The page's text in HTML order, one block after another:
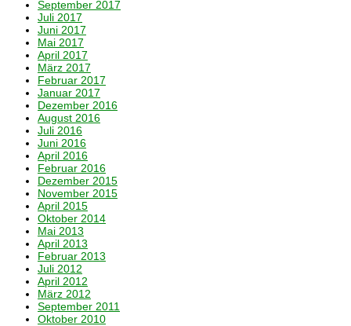
September 2017
Juli 2017
Juni 2017
Mai 2017
April 2017
März 2017
Februar 2017
Januar 2017
Dezember 2016
August 2016
Juli 2016
Juni 2016
April 2016
Februar 2016
Dezember 2015
November 2015
April 2015
Oktober 2014
Mai 2013
April 2013
Februar 2013
Juli 2012
April 2012
März 2012
September 2011
Oktober 2010